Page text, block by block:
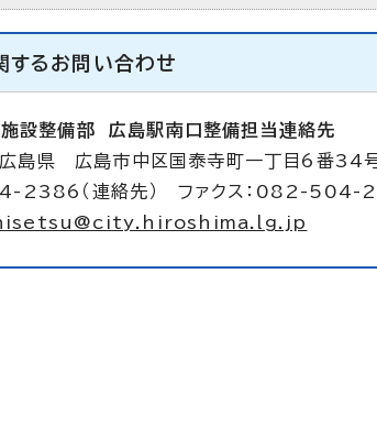
する お問い合わせ
施設整備部広島駅南口整備担当連絡先
県 広島市中区国泰寺町一丁目6番34
2386（連絡先） ファクス：082-504-